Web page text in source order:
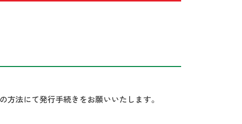
法にて発行手続きをお願いいたします。